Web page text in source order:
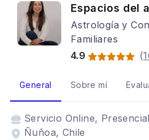
Espacios del
Astrología y
Familiares
4.9
(
General Sobre mí
Servicio Online, Presencial
Ñuñoa, Chile